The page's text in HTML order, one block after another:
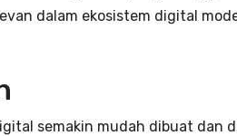
dalam ekosistem digital
semakin mudah dibuat dan